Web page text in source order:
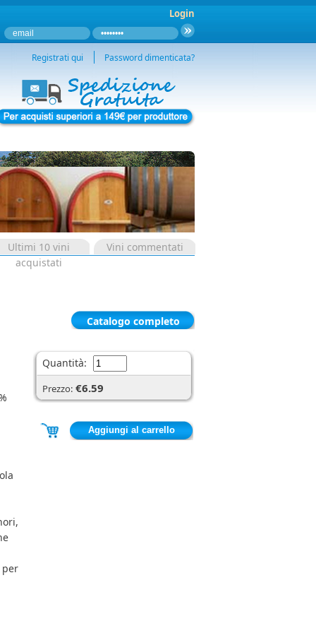
Login
Password dimenticata?
Registrati qui
Ultimi 10 vini
acquistati
Vini commentati
per
Catalogo completo
Quantità:
Prezzo: €6.59